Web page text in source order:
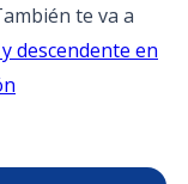
te va a
descendente en